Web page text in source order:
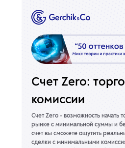
Счет Zero:
комиссии
Счет Zero - возможность начать
рынке с минимальной суммы и
счет вы сможете ощутить
сделки с минимальными